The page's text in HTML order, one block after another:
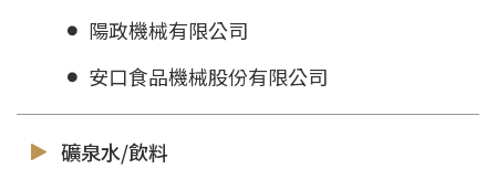
陽政機械有限公司
安口食品機械股份有限公司
礦泉水/飲料